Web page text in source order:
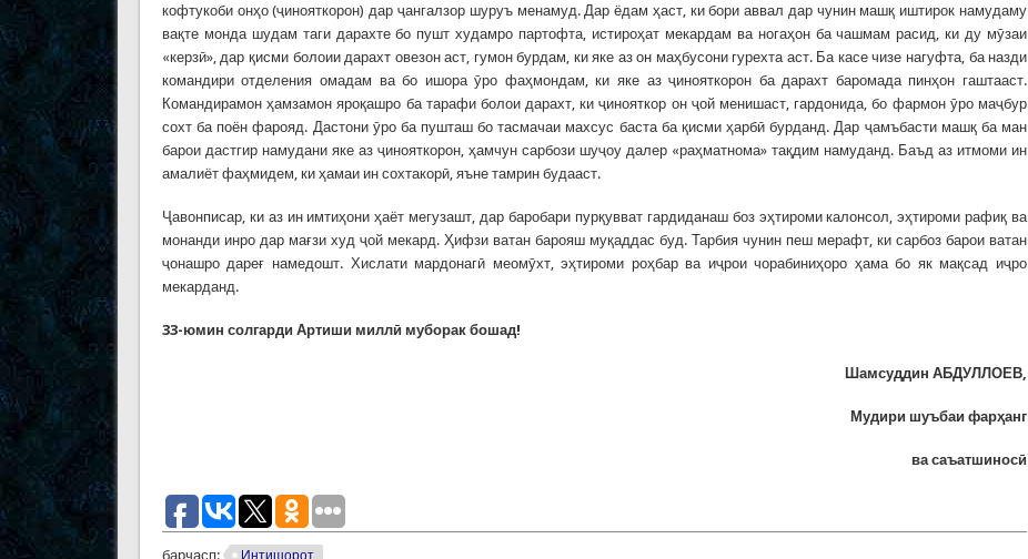
кофтукоби онҳо (ҷинояткорон) дар ҷангалзор шуруъ менамуд. Дар ёдам ҳаст, ки бори аввал дар чунин машқ иштирок намудаму
вақте монда шудам таги дарахте бо пушт худамро партофта, истироҳат мекардам ва ногаҳон ба чашмам расид, ки ду мӯзаи
«керзӣ», дар қисми болоии дарахт овезон аст, гумон бурдам, ки яке аз он маҳбусони гурехта аст. Ба касе чизе нагуфта, ба назди
командири отделения омадам ва бо ишора ӯро фаҳмондам, ки яке аз ҷинояткорон ба дарахт баромада пинҳон гаштааст.
Командирамон ҳамзамон яроқашро ба тарафи болои дарахт, ки ҷинояткор он ҷой менишаст, гардонида, бо фармон ӯро маҷбур
сохт ба поён фарояд. Дастони ӯро ба пушташ бо тасмачаи махсус баста ба қисми ҳарбӣ бурданд. Дар ҷамъбасти машқ ба ман
барои дастгир намудани яке аз ҷинояткорон, ҳамчун сарбози шуҷоу далер «раҳматнома» тақдим намуданд. Баъд аз итмоми ин
амалиёт фаҳмидем, ки ҳамаи ин сохтакорӣ, яъне тамрин будааст.
Ҷавонписар, ки аз ин имтиҳони ҳаёт мегузашт, дар баробари пурқувват гардиданаш боз эҳтироми калонсол, эҳтироми рафиқ ва
монанди инро дар мағзи худ ҷой мекард. Ҳифзи ватан барояш муқаддас буд. Тарбия чунин пеш мерафт, ки сарбоз барои ватан
ҷонашро дареғ намедошт. Хислати мардонагӣ меомӯхт, эҳтироми роҳбар ва иҷрои чорабиниҳоро ҳама бо як мақсад иҷро
мекарданд.
33-юмин солгарди Артиши миллӣ муборак бошад!
Шамсуддин АБДУЛЛОЕВ,
Мудири шуъбаи фарҳанг
ва саъатшиносӣ
барчасп: Интишорот